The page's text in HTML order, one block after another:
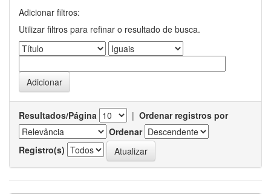
Adicionar filtros:
Utilizar filtros para refinar o resultado de busca.
Resultados/Página | Ordenar registros por
Ordenar
Registro(s)